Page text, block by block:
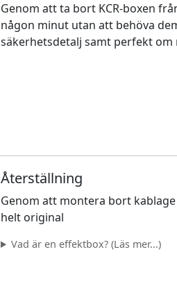
Genom att ta bort KCR-boxen
någon minut utan att behöva
säkerhetsdetalj samt perfekt om
Återställning
Genom att montera bort
helt original
Vad är en effektbox? (Läs mer...)